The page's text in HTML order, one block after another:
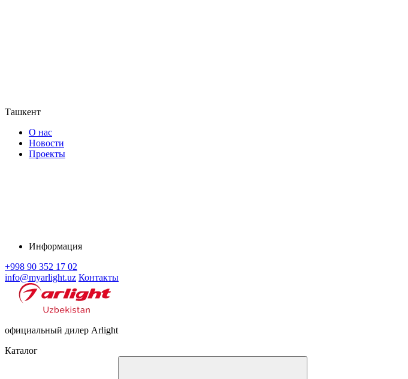
Ташкент
О нас
Новости
Проекты
Информация
+998 90 352 17 02
info@myarlight.uz Контакты
официальный дилер Arlight
Каталог